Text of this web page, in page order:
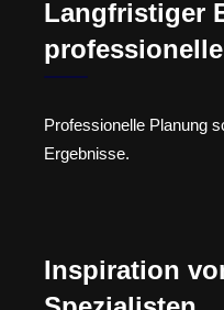
Langfristiger
Professionelle Planung
Ergebnisse.
Inspiration